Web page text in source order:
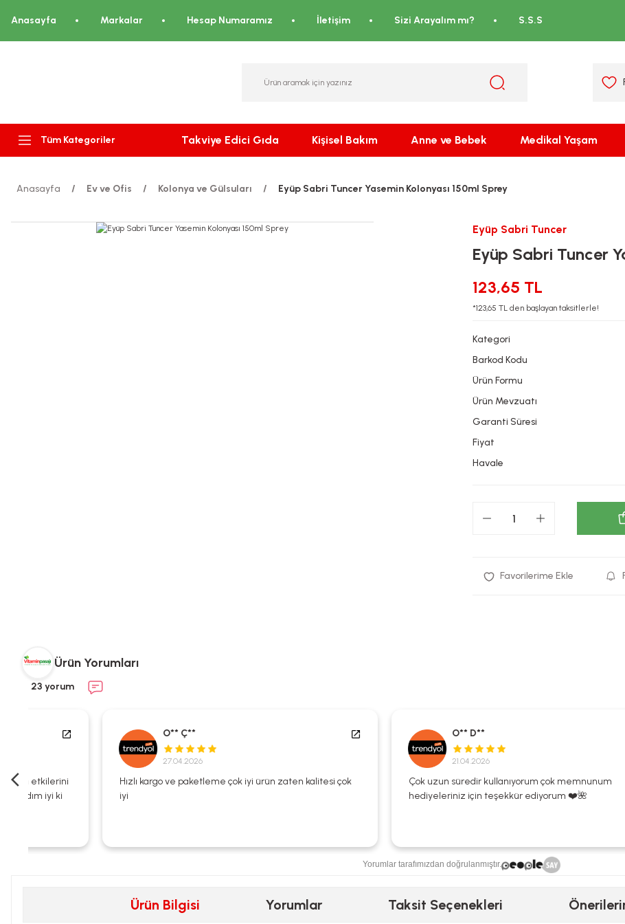
Anasayfa Markalar Hesap Numaramız İletişim Sizi Arayalım mı? S.S.S
Tüm Kategoriler Takviye Edici Gıda Kişisel Bakım Anne ve Bebek Medikal Yaşam
Anasayfa Ev ve Ofis Kolonya ve Gülsuları Eyüp Sabri Tuncer Yasemin Kolonyası 150ml Sprey
Eyüp Sabri Tuncer
Eyüp Sabri Tuncer
123,65 TL
*123,65 TL den başlayan taksitlerle!
Kategori
Barkod Kodu
Ürün Formu
Ürün Mevzuatı
Garanti Süresi
Fiyat
Havale
Ürün Yorumları
23 yorum
O** Ç**
27.04.2026
Hızlı kargo ve paketleme çok iyi ürün zaten kalitesi çok
iyi
O** D**
21.04.2026
Çok uzun süredir kullanıyorum çok memnunum
hediyeleriniz için teşekkür ediyorum ❤️🌺
Yorumlar tarafımızdan doğrulanmıştır.
Ürün Bilgisi Yorumlar Taksit Seçenekleri